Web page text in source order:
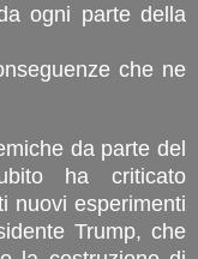
ogni parte della
che ne
da parte del
ha criticato
nuovi esperimenti
Trump, che